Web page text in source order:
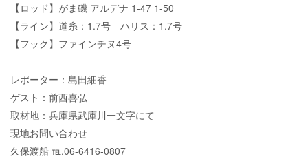
【ロッド】がま磯 アルデナ 1-47 1-50
【ライン】道糸：1.7号 ハリス：1.7号
【フック】ファインチヌ4号
レポーター：島田細香
ゲスト：前西喜弘
取材地：兵庫県武庫川一文字にて
現地お問い合わせ
久保渡船 ℡.06-6416-0807